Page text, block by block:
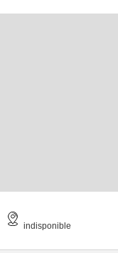
indisponible